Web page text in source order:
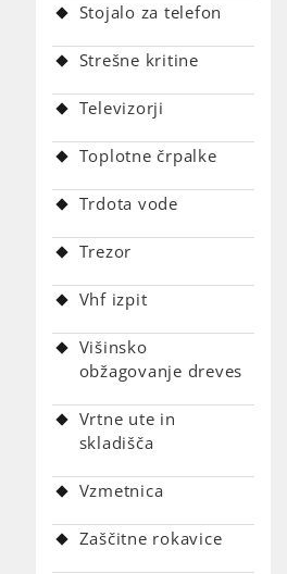
Stojalo za telefon
Strešne kritine
Televizorji
Toplotne črpalke
Trdota vode
Trezor
Vhf izpit
Višinsko
obžagovanje dreves
Vrtne ute in
skladišča
Vzmetnica
Zaščitne rokavice